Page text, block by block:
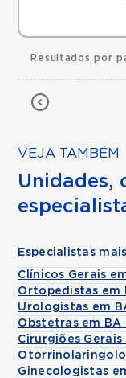
Resultados por
VEJA TAMBÉM
Unidades,
Especialistas
Clínicos Gerais
Ortopedistas em
Urologistas em
Obstetras em BA
Cirurgiões Gerais
Ginecologistas